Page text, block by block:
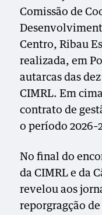
Comissão de
Centro, Ribau
realizada, em
autarcas das
CIMRL. Em
contrato de
o período
No final do
da CIMRL e da
revelou aos
reporgragção